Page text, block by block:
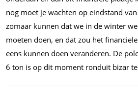
nog moet je wachten op eindstand
zomaar kunnen dat we in de winter
moeten doen, en dat zou het
eens kunnen doen veranderen. De
6 ton is op dit moment ronduit bizar